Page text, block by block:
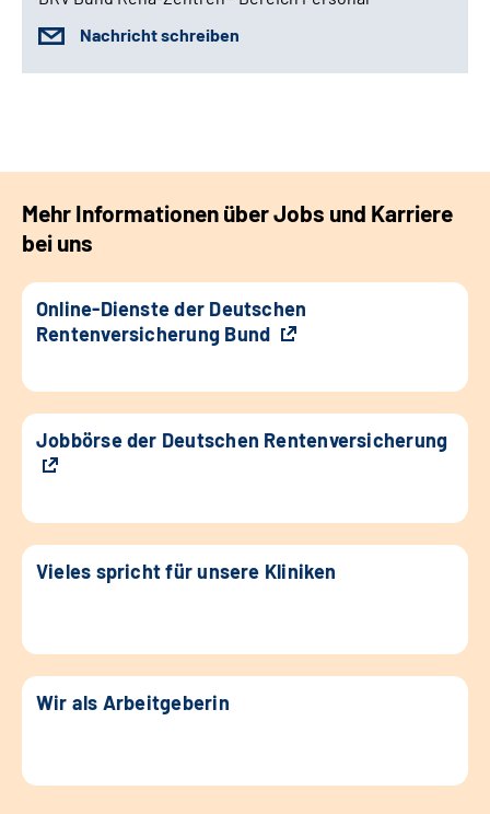
Nachricht schreiben
Mehr Informationen über Jobs und Karriere
bei uns
Online-Dienste der Deutschen
Rentenversicherung Bund
Jobbörse der Deutschen Rentenversicherung
Vieles spricht für unsere Kliniken
Wir als Arbeitgeberin